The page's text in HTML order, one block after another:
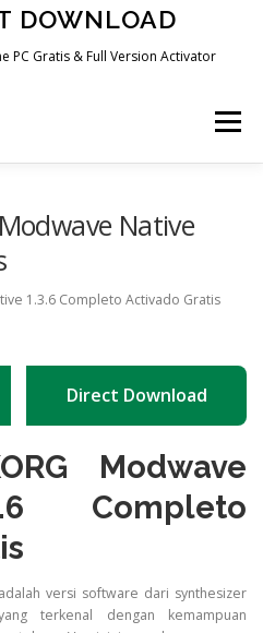
DOWNLOAD
PC Gratis & Full Version Activator
Menu
Native
Direct Download
Modwave
Completo
adalah versi software dari synthesizer
terkenal dengan kemampuan